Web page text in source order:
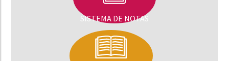
SISTEMA DE NOTAS